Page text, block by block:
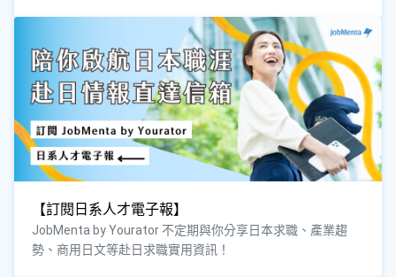
【訂閱日系人才電子報】
JobMenta by Yourator 不定期與你分享日本求職、產業趨
勢、商用日文等赴日求職實用資訊！